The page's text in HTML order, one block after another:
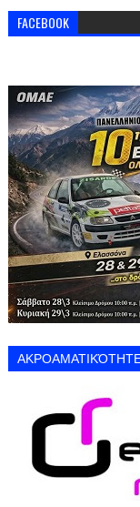
FACEBOOK